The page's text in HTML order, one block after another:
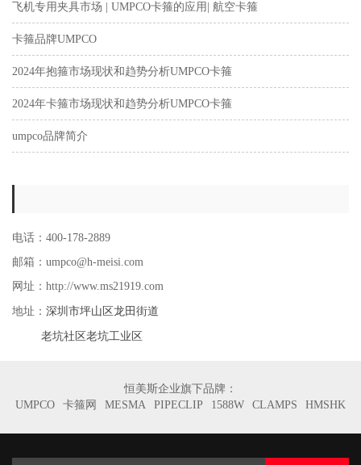
飞机专用夹具市场 | UMPCO卡箍的应用| 航空卡箍
卡箍品牌UMPCO
2024年抱箍市场现状和趋势分析UMPCO卡箍
2024年卡箍市场现状和趋势分析UMPCO卡箍
umpco品牌简介
电话：400-178-2889
邮箱：umpco@h-meisi.com
网址：http://www.ms21919.com
地址： 深圳市坪山区龙田街道
老坑社区老坑工业区
恒美斯企业旗下品牌：
UMPCO
卡箍网 MESMA PIPECLIP 1588W CLAMPS HMSHK